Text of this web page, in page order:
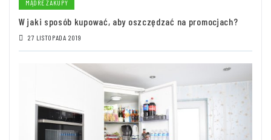
MĄDRE ZAKUPY
W jaki sposób kupować, aby oszczędzać na promocjach?
27 LISTOPADA 2019